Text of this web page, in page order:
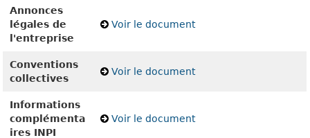
Annonces
légales de
l'entreprise
Voir le document
Conventions
collectives
Voir le document
Informations
complémenta
ires INPI
Voir le document